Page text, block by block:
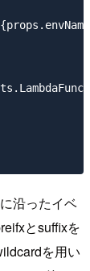
沿ったイベ
とsuffixを
を用い